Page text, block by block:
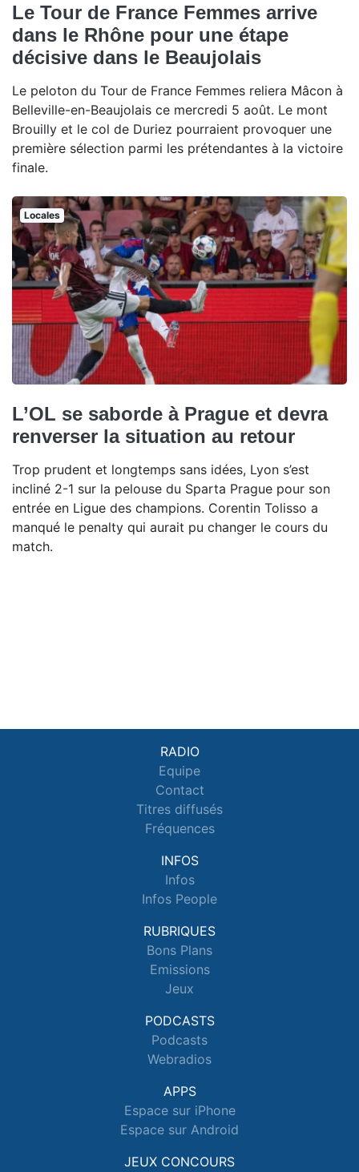
Le Tour de France Femmes arrive
dans le Rhône pour une étape
décisive dans le Beaujolais
Le peloton du Tour de France Femmes reliera Mâcon à
Belleville-en-Beaujolais ce mercredi 5 août. Le mont
Brouilly et le col de Duriez pourraient provoquer une
première sélection parmi les prétendantes à la victoire
finale.
Locales
L’OL se saborde à Prague et devra
renverser la situation au retour
Trop prudent et longtemps sans idées, Lyon s’est
incliné 2-1 sur la pelouse du Sparta Prague pour son
entrée en Ligue des champions. Corentin Tolisso a
manqué le penalty qui aurait pu changer le cours du
match.
RADIO
Equipe
Contact
Titres diffusés
Fréquences
INFOS
Infos
Infos People
RUBRIQUES
Bons Plans
Emissions
Jeux
PODCASTS
Podcasts
Webradios
APPS
Espace sur iPhone
Espace sur Android
JEUX CONCOURS